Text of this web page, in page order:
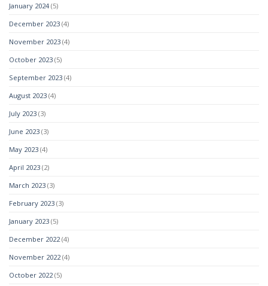
January 2024(5)
December 2023 (4)
November 2023 (4)
October 2023 (5)
September 2023 (4)
August 2023 (4)
July 2023 (3)
June 2023 (3)
May 2023 (4)
April 2023 (2)
March 2023 (3)
February 2023 (3)
January 2023 (5)
December 2022 (4)
November 2022 (4)
October 2022 (5)